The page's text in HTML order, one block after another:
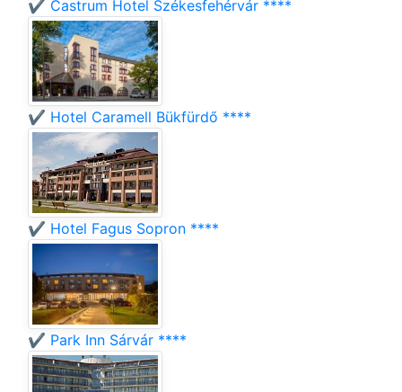
✔️ Castrum Hotel Székesfehérvár ****
✔️ Hotel Caramell Bükfürdő ****
✔️ Hotel Fagus Sopron ****
✔️ Park Inn Sárvár ****